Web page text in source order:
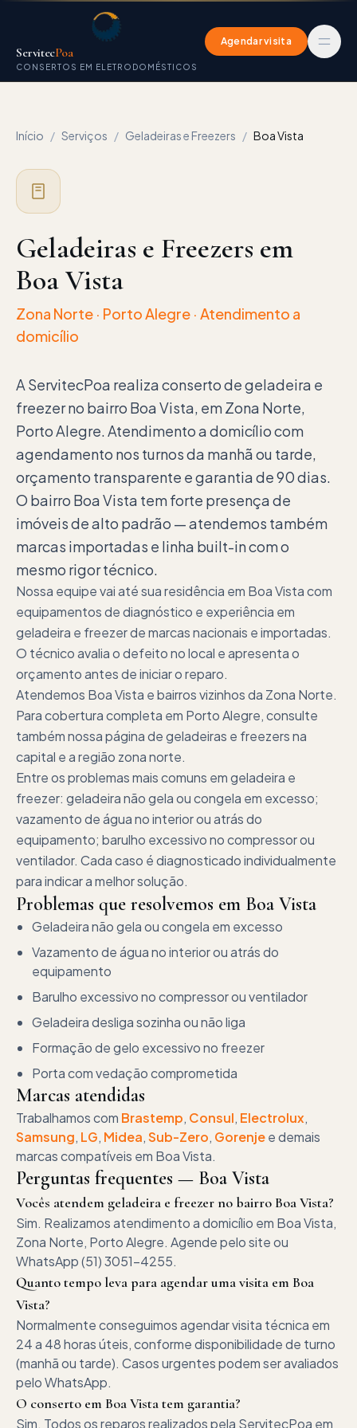
ServitecPoa
CONSERTOS EM ELETRODOMÉSTICOS
Agendar visita
Início / Serviços / Geladeiras e Freezers / Boa Vista
Geladeiras e Freezers em
Boa Vista
Zona Norte · Porto Alegre · Atendimento a
domicílio
A ServitecPoa realiza conserto de geladeira e
freezer no bairro Boa Vista, em Zona Norte,
Porto Alegre. Atendimento a domicílio com
agendamento nos turnos da manhã ou tarde,
orçamento transparente e garantia de 90 dias.
O bairro Boa Vista tem forte presença de
imóveis de alto padrão — atendemos também
marcas importadas e linha built-in com o
mesmo rigor técnico.
Nossa equipe vai até sua residência em Boa Vista com
equipamentos de diagnóstico e experiência em
geladeira e freezer de marcas nacionais e importadas.
O técnico avalia o defeito no local e apresenta o
orçamento antes de iniciar o reparo.
Atendemos Boa Vista e bairros vizinhos da Zona Norte.
Para cobertura completa em Porto Alegre, consulte
também nossa página de geladeiras e freezers na
capital e a região zona norte.
Entre os problemas mais comuns em geladeira e
freezer: geladeira não gela ou congela em excesso;
vazamento de água no interior ou atrás do
equipamento; barulho excessivo no compressor ou
ventilador. Cada caso é diagnosticado individualmente
para indicar a melhor solução.
Problemas que resolvemos em Boa Vista
Geladeira não gela ou congela em excesso
Vazamento de água no interior ou atrás do
equipamento
Barulho excessivo no compressor ou ventilador
Geladeira desliga sozinha ou não liga
Formação de gelo excessivo no freezer
Porta com vedação comprometida
Marcas atendidas
Trabalhamos com Brastemp, Consul, Electrolux,
Samsung, LG, Midea,Sub-Zero, Gorenjee demais
marcas compatíveis em Boa Vista.
Perguntas frequentes — Boa Vista
Vocês atendem geladeira e freezer no bairro Boa Vista?
Sim. Realizamos atendimento a domicílio em Boa Vista,
Zona Norte, Porto Alegre. Agende pelo site ou
WhatsApp (51) 3051-4255.
Quanto tempo leva para agendar uma visita em Boa
Vista?
Normalmente conseguimos agendar visita técnica em
24 a 48 horas úteis, conforme disponibilidade de turno
(manhã ou tarde). Casos urgentes podem ser avaliados
pelo WhatsApp.
O conserto em Boa Vista tem garantia?
Sim. Todos os reparos realizados pela ServitecPoa em